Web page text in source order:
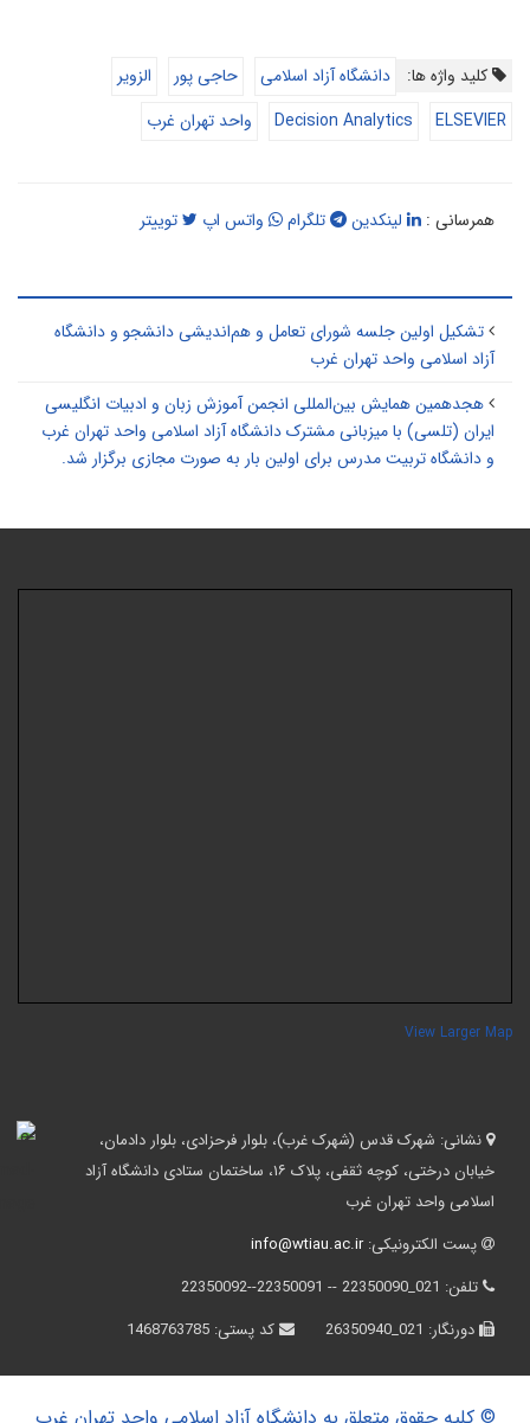
کلید واژه ها: دانشگاه آزاد اسلامی حاجی پور
الزویر
ELSEVIER
Decision Analytics واحد تهران غرب
همرسانی : لینکدین تلگرام واتس اپ توییتر
تشکیل اولین جلسه شورای تعامل و هم‌اندیشی دانشجو و دانشگاه
آزاد اسلامی واحد تهران غرب
هجدهمین همایش بین‌المللی انجمن آموزش زبان و ادبیات انگلیسی
ایران (تلسی) با میزبانی مشترک دانشگاه آزاد اسلامی واحد تهران غرب
و دانشگاه تربیت مدرس برای اولین بار به صورت مجازی برگزار شد.
View Larger
نشانی:شهرک قدس (شهرک غرب)، بلوار فرحزادی، بلوار دادمان،
خیابان درختی، کوچه ثقفی، پلاک ۱۶، ساختمان ستادی دانشگاه آزاد
اسلامی واحد تهران غرب
پست الکترونیکی:info@wtiau.ac.ir
تلفن:021_22350090 -- 22350091--22350092
دورنگار:021_26350940 کد پستی:1468763785